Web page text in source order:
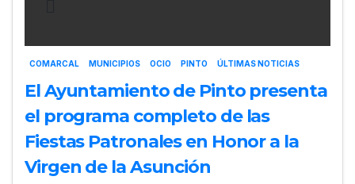
COMARCAL MUNICIPIOS OCIO PINTO ÚLTIMAS NOTICIAS
El Ayuntamiento de Pinto presenta
el programa completo de las
Fiestas Patronales en Honor a la
Virgen de la Asunción